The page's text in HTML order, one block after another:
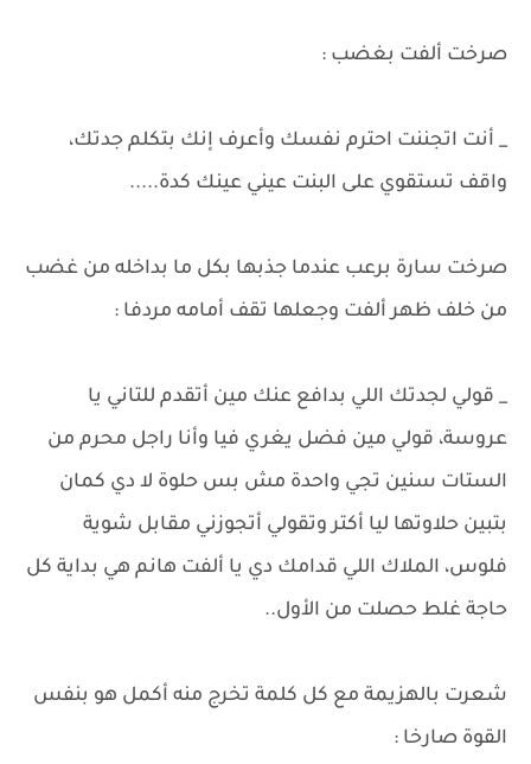
صرخت ألفت بغضب :
_ أنت اتجننت احترم نفسك وأعرف إنك بتكلم جدتك،
واقف تستقوي على البنت عيني عينك كدة.....
صرخت سارة برعب عندما جذبها بكل ما بداخله من غضب
من خلف ظهر ألفت وجعلها تقف أمامه مردفا :
_ قولي لجدتك اللي بدافع عنك مين أتقدم للتاني يا
عروسة، قولي مين فضل يغري فيا وأنا راجل محرم من
الستات سنين تجي واحدة مش بس حلوة لا دي كمان
بتبين حلاوتها ليا أكتر وتقولي أتجوزني مقابل شوية
فلوس، الملاك اللي قدامك دي يا ألفت هانم هي بداية كل
حاجة غلط حصلت من الأول..
شعرت بالهزيمة مع كل كلمة تخرج منه أكمل هو بنفس
القوة صارخا :